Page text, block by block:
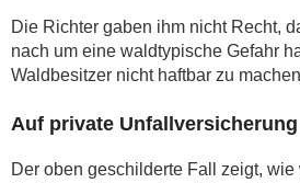
Die Richter gaben ihm nicht Recht,
nach um eine waldtypische Gefahr
Waldbesitzer nicht haftbar zu
Auf private Unfallversicherung
Der oben geschilderte Fall zeigt,